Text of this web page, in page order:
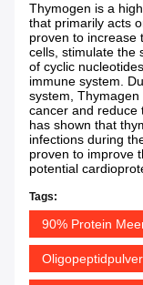
Thymogen is a
that primarily acts
proven to increase
cells, stimulate the
of cyclic
immune system.
system,
cancer and reduce
has shown that
infections during
proven to improve
potential
Tags:
90% Protein